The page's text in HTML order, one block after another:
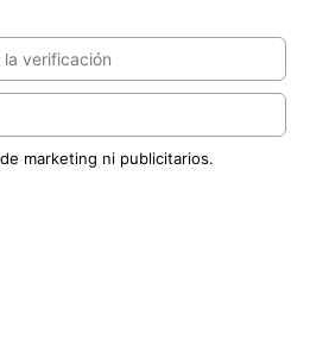
marketing ni publicitarios.